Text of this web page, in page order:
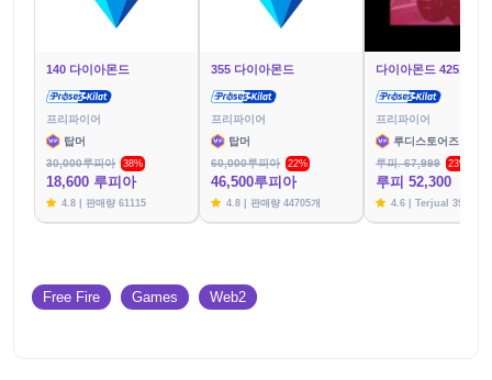
140 다이아몬드
프리파이어
탑머
30,000루피아
38%
18,600 루피아
4.8 | 판매량 61115
355 다이아몬드
프리파이어
탑머
60,000루피아
22%
46,500루피아
4.8 | 판매량 44705개
다이아몬드 425개
프리파이어
루디스토어즈
루피. 67,999
23%
루피 52,300
4.6 | Terjual 39783
Free Fire Games Web2